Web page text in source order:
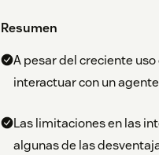
Resumen
A pesar del creciente
interactuar con un
Las limitaciones en las
algunas de las